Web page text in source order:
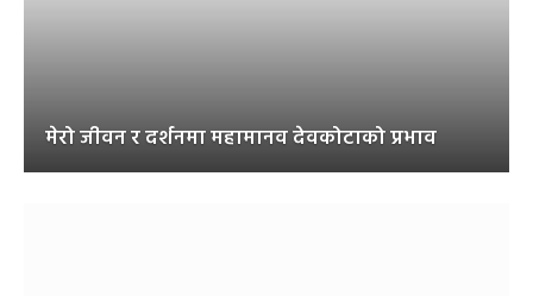
मेरो जीवन र दर्शनमा महामानव देवकोटाको प्रभाव